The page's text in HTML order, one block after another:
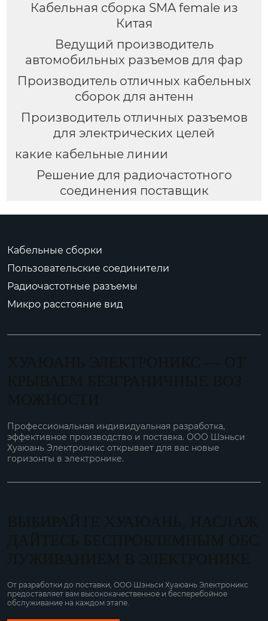
Кабельная сборка SMA female из
Китая
Ведущий производитель
автомобильных разъемов для фар
Производитель отличных кабельных
сборок для антенн
Производитель отличных разъемов
для электрических целей
какие кабельные линии
Решение для радиочастотного
соединения поставщик
Кабельные сборки
Пользовательские соединители
Радиочастотные разъемы
Микро расстояние вид
Профессиональная индивидуальная разработка,
эффективное производство и поставка. ООО Шэньси
Хуаюань Электроникс открывает для вас новые
горизонты в электронике.
От разработки до поставки, ООО Шэньси Хуаюань Электроникс
предоставляет вам высококачественное и бесперебойное
обслуживание на каждом этапе.